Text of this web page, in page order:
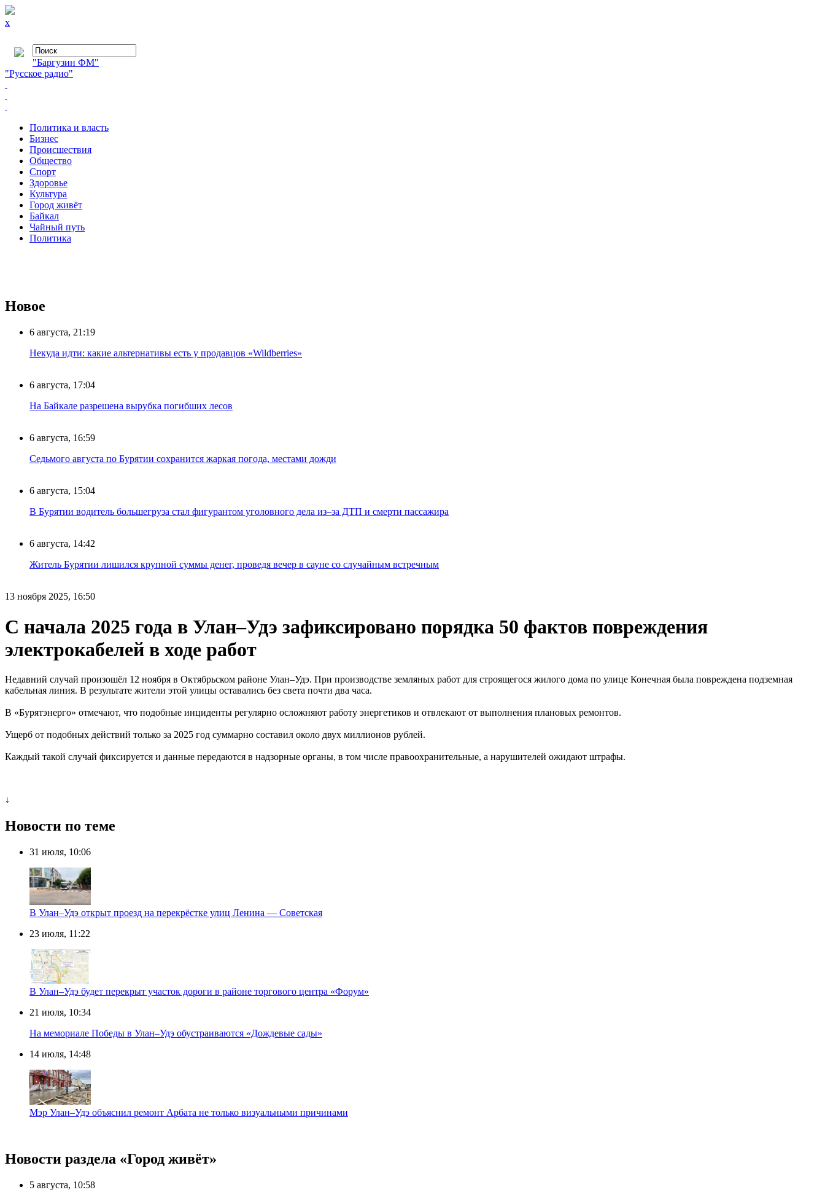
x
"Баргузин ФМ"
"Русское радио"
Политика и власть
Бизнес
Происшествия
Общество
Cпорт
Здоровье
Культура
Город живёт
Байкал
Чайный путь
Политика
Новое
6 августа, 21:19
Некуда идти: какие альтернативы есть у продавцов «Wildberries»
6 августа, 17:04
На Байкале разрешена вырубка погибших лесов
6 августа, 16:59
Седьмого августа по Бурятии сохранится жаркая погода, местами дожди
6 августа, 15:04
В Бурятии водитель большегруза стал фигурантом уголовного дела из–за ДТП и смерти пассажира
6 августа, 14:42
Житель Бурятии лишился крупной суммы денег, проведя вечер в сауне со случайным встречным
13 ноября 2025, 16:50
С начала 2025 года в Улан–Удэ зафиксировано порядка 50 фактов повреждения
электрокабелей в ходе работ
Недавний случай произошёл 12 ноября в Октябрьском районе Улан–Удэ. При производстве земляных работ для строящегося жилого дома по улице Конечная была повреждена подземная
кабельная линия. В результате жители этой улицы оставались без света почти два часа.
В «Бурятэнерго» отмечают, что подобные инциденты регулярно осложняют работу энергетиков и отвлекают от выполнения плановых ремонтов.
Ущерб от подобных действий только за 2025 год суммарно составил около двух миллионов рублей.
Каждый такой случай фиксируется и данные передаются в надзорные органы, в том числе правоохранительные, а нарушителей ожидают штрафы.
↓
Новости по теме
31 июля, 10:06
В Улан–Удэ открыт проезд на перекрёстке улиц Ленина — Советская
23 июля, 11:22
В Улан–Удэ будет перекрыт участок дороги в районе торгового центра «Форум»
21 июля, 10:34
На мемориале Победы в Улан–Удэ обустраиваются «Дождевые сады»
14 июля, 14:48
Мэр Улан–Удэ объяснил ремонт Арбата не только визуальными причинами
Новости раздела «Город живёт»
5 августа, 10:58